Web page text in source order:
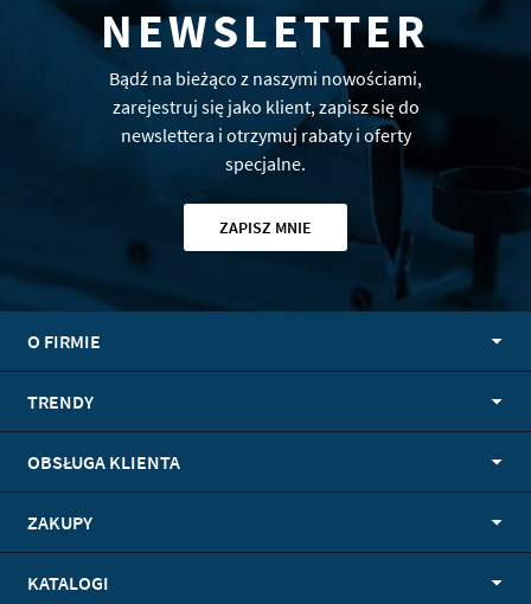
NEWSLETTER
Bądź na bieżąco z naszymi nowościami,
zarejestruj się jako klient, zapisz się do
newslettera i otrzymuj rabaty i oferty
specjalne.
ZAPISZ MNIE
O FIRMIE
TRENDY
OBSŁUGA KLIENTA
ZAKUPY
KATALOGI